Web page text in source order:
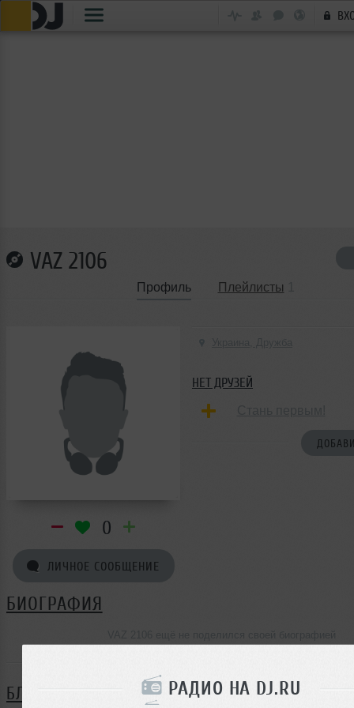
РАДИО НА DJ.RU
VAZ 2106
Профиль Плейлисты
0
ЛИЧНОЕ СООБЩЕНИЕ
НЕТ ДРУЗЕЙ
БИОГРАФИЯ
БЛОГ